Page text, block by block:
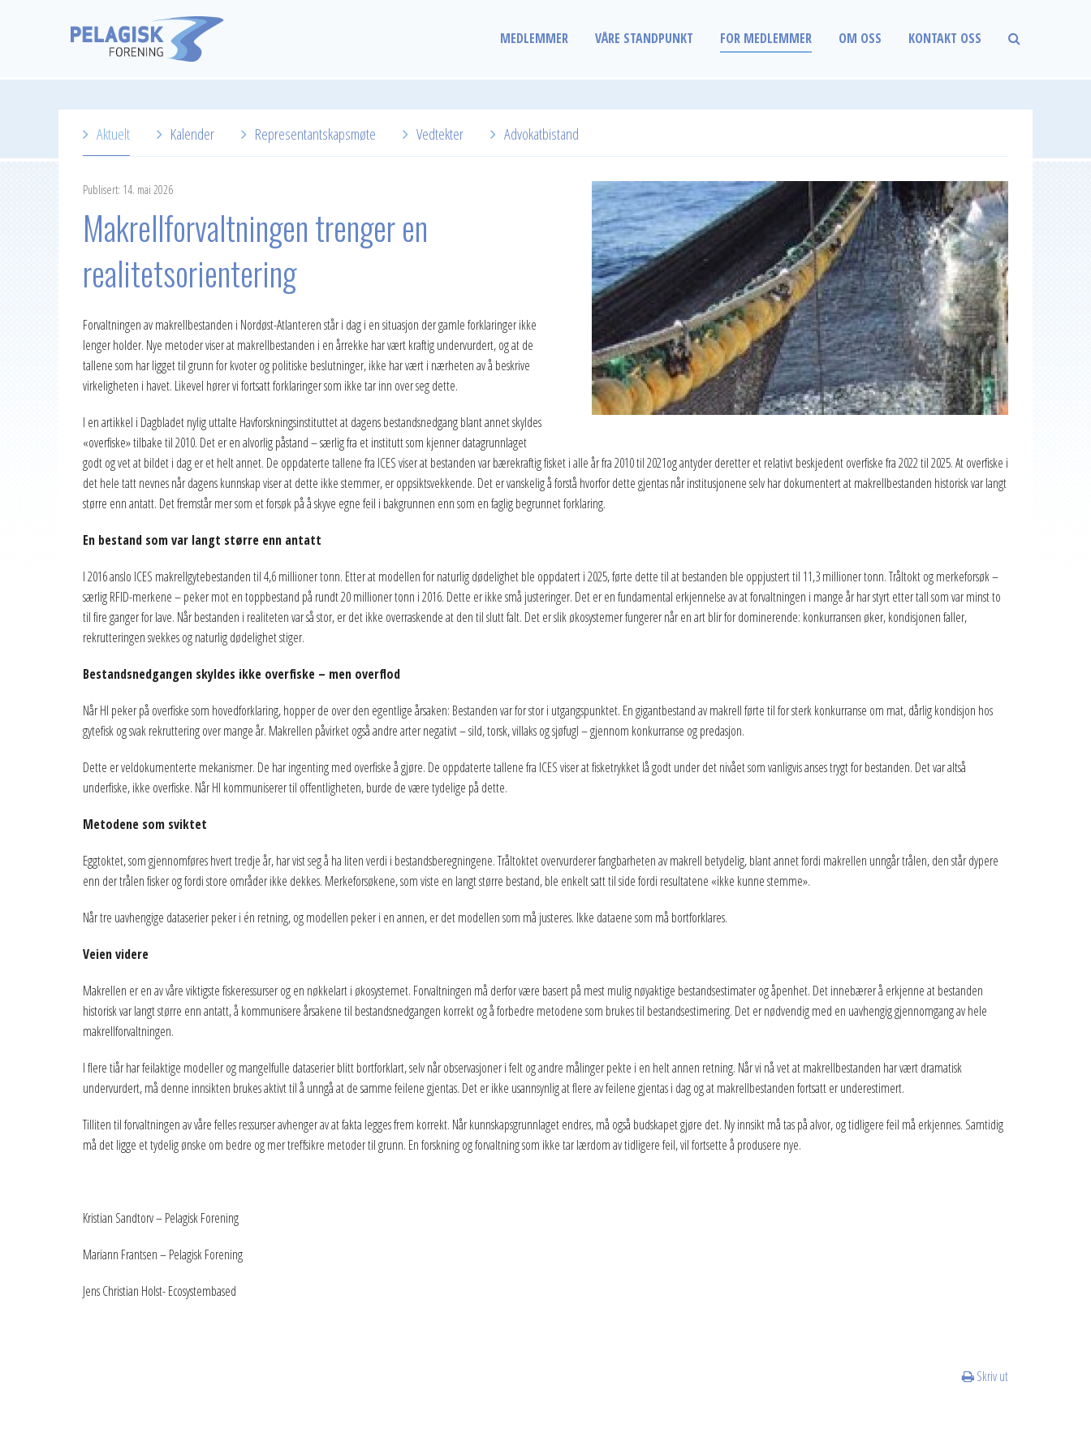
MEDLEMMER VÅRE STANDPUNKT FOR MEDLEMMER OM OSS KONTAKT OSS
Aktuelt Kalender Representantskapsmøte
2024
2023
2021
2020
2018
2017
2016
2013
2012
Vedtekter Advokatbistand
Publisert: 14. mai 2026
Makrellforvaltningen trenger en
realitetsorientering
Forvaltningen av makrellbestanden i Nordøst-Atlanteren står i dag i en situasjon der gamle forklaringer ikke
lenger holder. Nye metoder viser at makrellbestanden i en årrekke har vært kraftig undervurdert, og at de
tallene som har ligget til grunn for kvoter og politiske beslutninger, ikke har vært i nærheten av å beskrive
virkeligheten i havet. Likevel hører vi fortsatt forklaringer som ikke tar inn over seg dette.
I en artikkel i Dagbladet nylig uttalte Havforskningsinstituttet at dagens bestandsnedgang blant annet skyldes
«overfiske» tilbake til 2010. Det er en alvorlig påstand – særlig fra et institutt som kjenner datagrunnlaget
godt og vet at bildet i dag er et helt annet. De oppdaterte tallene fra ICES viser at bestanden var bærekraftig fisket i alle år fra 2010 til 2021og antyder deretter et relativt beskjedent overfiske fra 2022 til 2025. At overfiske i
det hele tatt nevnes når dagens kunnskap viser at dette ikke stemmer, er oppsiktsvekkende. Det er vanskelig å forstå hvorfor dette gjentas når institusjonene selv har dokumentert at makrellbestanden historisk var langt
større enn antatt. Det fremstår mer som et forsøk på å skyve egne feil i bakgrunnen enn som en faglig begrunnet forklaring.
En bestand som var langt større enn antatt
I 2016 anslo ICES makrellgytebestanden til 4,6 millioner tonn. Etter at modellen for naturlig dødelighet ble oppdatert i 2025, førte dette til at bestanden ble oppjustert til 11,3 millioner tonn. Tråltokt og merkeforsøk –
særlig RFID-merkene – peker mot en toppbestand på rundt 20 millioner tonn i 2016. Dette er ikke små justeringer. Det er en fundamental erkjennelse av at forvaltningen i mange år har styrt etter tall som var minst to
til fire ganger for lave. Når bestanden i realiteten var så stor, er det ikke overraskende at den til slutt falt. Det er slik økosystemer fungerer når en art blir for dominerende: konkurransen øker, kondisjonen faller,
rekrutteringen svekkes og naturlig dødelighet stiger.
Bestandsnedgangen skyldes ikke overfiske – men overflod
Når HI peker på overfiske som hovedforklaring, hopper de over den egentlige årsaken: Bestanden var for stor i utgangspunktet. En gigantbestand av makrell førte til for sterk konkurranse om mat, dårlig kondisjon hos
gytefisk og svak rekruttering over mange år. Makrellen påvirket også andre arter negativt – sild, torsk, villaks og sjøfugl – gjennom konkurranse og predasjon.
Dette er veldokumenterte mekanismer. De har ingenting med overfiske å gjøre. De oppdaterte tallene fra ICES viser at fisketrykket lå godt under det nivået som vanligvis anses trygt for bestanden. Det var altså
underfiske, ikke overfiske. Når HI kommuniserer til offentligheten, burde de være tydelige på dette.
Metodene som sviktet
Eggtoktet, som gjennomføres hvert tredje år, har vist seg å ha liten verdi i bestandsberegningene. Tråltoktet overvurderer fangbarheten av makrell betydelig, blant annet fordi makrellen unngår trålen, den står dypere
enn der trålen fisker og fordi store områder ikke dekkes. Merkeforsøkene, som viste en langt større bestand, ble enkelt satt til side fordi resultatene «ikke kunne stemme».
Når tre uavhengige dataserier peker i én retning, og modellen peker i en annen, er det modellen som må justeres. Ikke dataene som må bortforklares.
Veien videre
Makrellen er en av våre viktigste fiskeressurser og en nøkkelart i økosystemet. Forvaltningen må derfor være basert på mest mulig nøyaktige bestandsestimater og åpenhet. Det innebærer å erkjenne at bestanden
historisk var langt større enn antatt, å kommunisere årsakene til bestandsnedgangen korrekt og å forbedre metodene som brukes til bestandsestimering. Det er nødvendig med en uavhengig gjennomgang av hele
makrellforvaltningen.
I flere tiår har feilaktige modeller og mangelfulle dataserier blitt bortforklart, selv når observasjoner i felt og andre målinger pekte i en helt annen retning. Når vi nå vet at makrellbestanden har vært dramatisk
undervurdert, må denne innsikten brukes aktivt til å unngå at de samme feilene gjentas. Det er ikke usannsynlig at flere av feilene gjentas i dag og at makrellbestanden fortsatt er underestimert.
Tilliten til forvaltningen av våre felles ressurser avhenger av at fakta legges frem korrekt. Når kunnskapsgrunnlaget endres, må også budskapet gjøre det. Ny innsikt må tas på alvor, og tidligere feil må erkjennes. Samtidig
må det ligge et tydelig ønske om bedre og mer treffsikre metoder til grunn. En forskning og forvaltning som ikke tar lærdom av tidligere feil, vil fortsette å produsere nye.
Kristian Sandtorv – Pelagisk Forening
Mariann Frantsen – Pelagisk Forening
Jens Christian Holst- Ecosystembased
Skriv ut